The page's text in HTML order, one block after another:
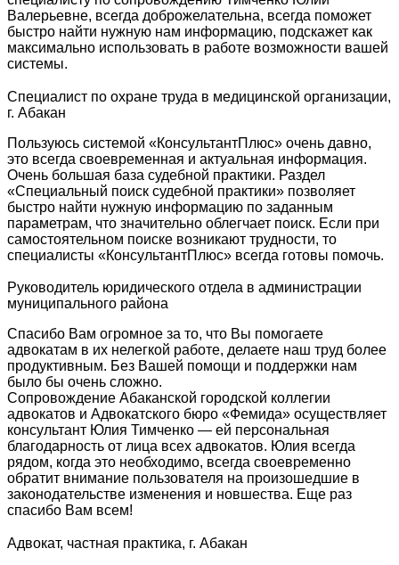
Валерьевне, всегда доброжелательна, всегда поможет
быстро найти нужную нам информацию, подскажет как
максимально использовать в работе возможности вашей
системы.
Специалист по охране труда в медицинской организации,
г. Абакан
Пользуюсь системой «КонсультантПлюс» очень давно,
это всегда своевременная и актуальная информация.
Очень большая база судебной практики. Раздел
«Специальный поиск судебной практики» позволяет
быстро найти нужную информацию по заданным
параметрам, что значительно облегчает поиск. Если при
самостоятельном поиске возникают трудности, то
специалисты «КонсультантПлюс» всегда готовы помочь.
Руководитель юридического отдела в администрации
муниципального района
Спасибо Вам огромное за то, что Вы помогаете
адвокатам в их нелегкой работе, делаете наш труд более
продуктивным. Без Вашей помощи и поддержки нам
было бы очень сложно.
Сопровождение Абаканской городской коллегии
адвокатов и Адвокатского бюро «Фемида» осуществляет
консультант Юлия Тимченко — ей персональная
благодарность от лица всех адвокатов. Юлия всегда
рядом, когда это необходимо, всегда своевременно
обратит внимание пользователя на произошедшие в
законодательстве изменения и новшества. Еще раз
спасибо Вам всем!
Адвокат, частная практика, г. Абакан